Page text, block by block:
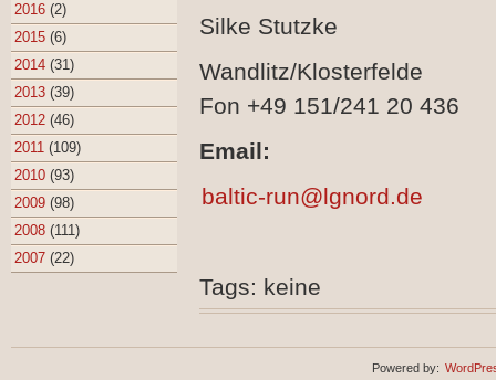
2016 (2)
2015 (6)
2014 (31)
2013 (39)
2012 (46)
2011 (109)
2010 (93)
2009 (98)
2008 (111)
2007 (22)
Silke Stutzke
Wandlitz/Klosterfelde
Fon +49 151/241 20 436
Email:
baltic-run@lgnord.de
Tags: keine
Powered by: